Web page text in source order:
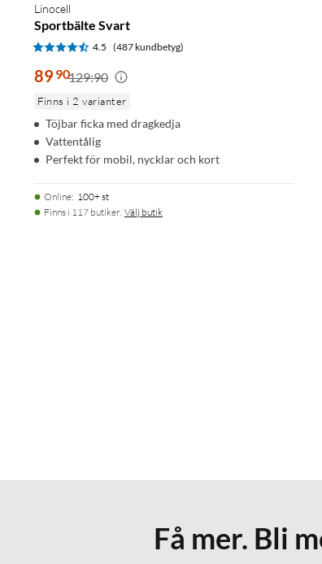
Linocell
Sportbälte Svart
4.5 (487 kundbetyg)
89 90129:90
Finns i 2 varianter
Töjbar ficka med dragkedja
Vattentålig
Perfekt för mobil, nycklar och kort
Online: 100+ st
Finns i 117 butiker. Välj butik
Få mer. Bli